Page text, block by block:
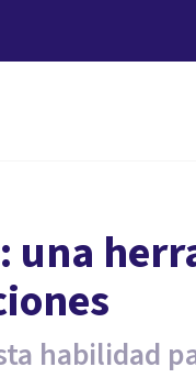
una
habilidad